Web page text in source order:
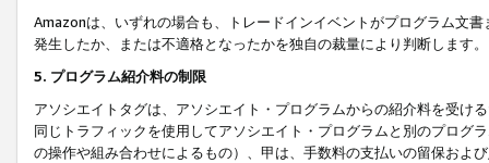
Amazonは、いずれの場合も、トレードインイベントがプログラム文
発生したか、または不適格となったかを独自の裁量により判断します。
5. プログラム紹介料の制限
アソシエイトタグは、アソシエイト・プログラムからの紹介料を受け
同じトラフィックを使用してアソシエイト・プログラムと別のプログ
の操作や組み合わせによるもの）、甲は、手数料の支払いの留保およ